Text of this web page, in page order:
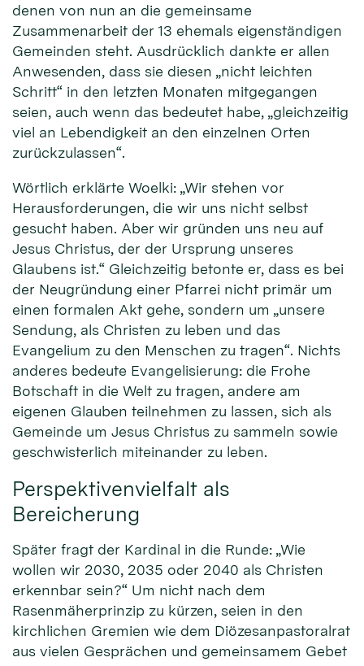
denen von nun an die gemeinsame
Zusammenarbeit der 13 ehemals eigenständigen
Gemeinden steht. Ausdrücklich dankte er allen
Anwesenden, dass sie diesen „nicht leichten
Schritt“ in den letzten Monaten mitgegangen
seien, auch wenn das bedeutet habe, „gleichzeitig
viel an Lebendigkeit an den einzelnen Orten
zurückzulassen“.
Wörtlich erklärte Woelki: „Wir stehen vor
Herausforderungen, die wir uns nicht selbst
gesucht haben. Aber wir gründen uns neu auf
Jesus Christus, der der Ursprung unseres
Glaubens ist.“ Gleichzeitig betonte er, dass es bei
der Neugründung einer Pfarrei nicht primär um
einen formalen Akt gehe, sondern um „unsere
Sendung, als Christen zu leben und das
Evangelium zu den Menschen zu tragen“. Nichts
anderes bedeute Evangelisierung: die Frohe
Botschaft in die Welt zu tragen, andere am
eigenen Glauben teilnehmen zu lassen, sich als
Gemeinde um Jesus Christus zu sammeln sowie
geschwisterlich miteinander zu leben.
Perspektivenvielfalt als
Bereicherung
Später fragt der Kardinal in die Runde: „Wie
wollen wir 2030, 2035 oder 2040 als Christen
erkennbar sein?“ Um nicht nach dem
Rasenmäherprinzip zu kürzen, seien in den
kirchlichen Gremien wie dem Diözesanpastoralrat
aus vielen Gesprächen und gemeinsamem Gebet